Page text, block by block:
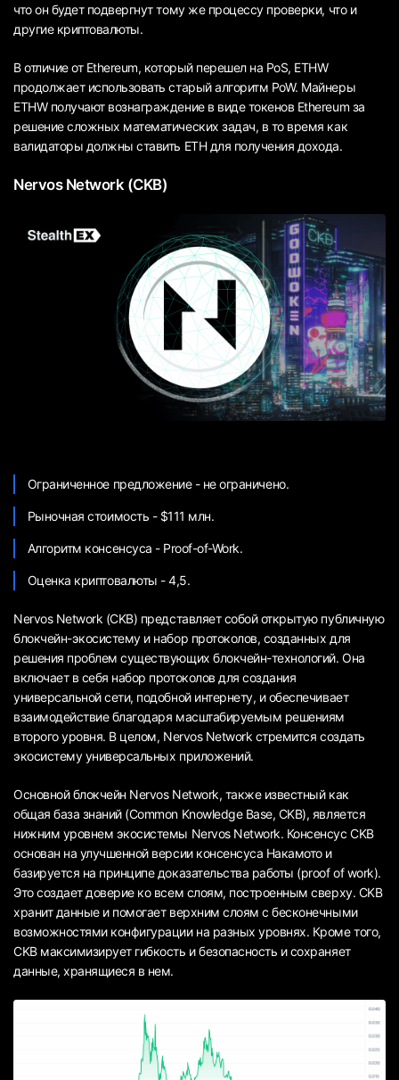
что он будет подвергнут тому же процессу проверки, что и
другие криптовалюты.
В отличие от Ethereum, который перешел на PoS, ETHW
продолжает использовать старый алгоритм PoW. Майнеры
ETHW получают вознаграждение в виде токенов Ethereum за
решение сложных математических задач, в то время как
валидаторы должны ставить ETH для получения дохода.
Nervos Network (CKB)
Ограниченное предложение - не ограничено.
Рыночная стоимость - $111 млн.
Алгоритм консенсуса - Proof-of-Work.
Оценка криптовалюты - 4,5.
Nervos Network (CKB) представляет собой открытую публичную
блокчейн-экосистему и набор протоколов, созданных для
решения проблем существующих блокчейн-технологий. Она
включает в себя набор протоколов для создания
универсальной сети, подобной интернету, и обеспечивает
взаимодействие благодаря масштабируемым решениям
второго уровня. В целом, Nervos Network стремится создать
экосистему универсальных приложений.
Основной блокчейн Nervos Network, также известный как
общая база знаний (Common Knowledge Base, CKB), является
нижним уровнем экосистемы Nervos Network. Консенсус CKB
основан на улучшенной версии консенсуса Накамото и
базируется на принципе доказательства работы (proof of work).
Это создает доверие ко всем слоям, построенным сверху. CKB
хранит данные и помогает верхним слоям с бесконечными
возможностями конфигурации на разных уровнях. Кроме того,
CKB максимизирует гибкость и безопасность и сохраняет
данные, хранящиеся в нем.